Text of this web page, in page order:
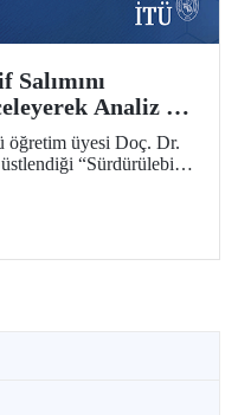
Analiz ve
Projeye
üyesi Doç. Dr.
“Sürdürülebilir
Aşınma, UV Maruziyeti